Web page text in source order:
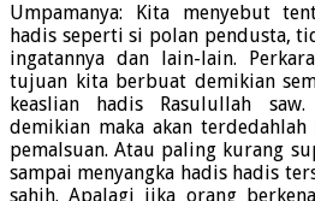
Umpamanya: Kita menyebut
hadis seperti si polan pendusta,
ingatannya dan lain-lain.
tujuan kita berbuat demikian
keaslian hadis Rasulullah
demikian maka akan terdedahlah
pemalsuan. Atau paling kurang
sampai menyangka hadis hadis
sahih. Apalagi jika orang